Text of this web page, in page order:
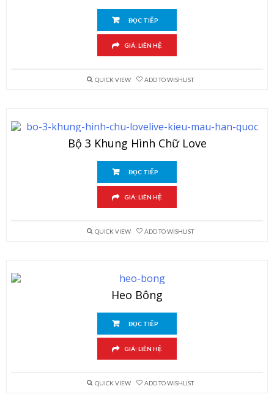
ĐỌC TIẾP
GIÁ: LIÊN HỆ
QUICK VIEW ADD TO WISHLIST
Bộ 3 Khung Hình Chữ Love
ĐỌC TIẾP
GIÁ: LIÊN HỆ
QUICK VIEW ADD TO WISHLIST
Heo Bông
ĐỌC TIẾP
GIÁ: LIÊN HỆ
QUICK VIEW ADD TO WISHLIST